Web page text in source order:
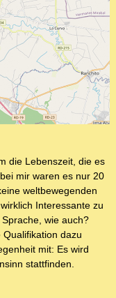
die Lebenszeit, die es
mir waren es nur 20
weltbewegenden
Interessante zu
wie auch?
dazu
mit: Es wird
stattfinden.